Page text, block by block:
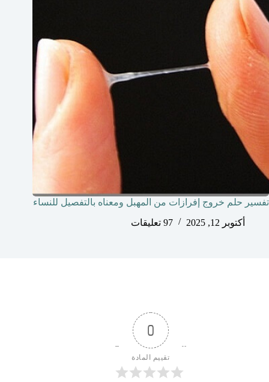
تفسير حلم خروج إفرازات من المهبل ومعناه بالتفصيل للنساء
أكتوبر 12, 2025
97 تعليقات
0
تقييم المادة